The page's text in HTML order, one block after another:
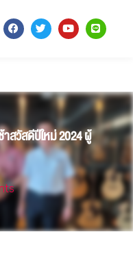
สวัสดีปีใหม่ 2024 ผู้